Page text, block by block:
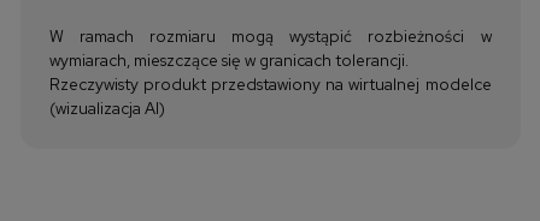
W ramach rozmiaru mogą wystąpić rozbieżności w
wymiarach, mieszczące się w granicach tolerancji.
Rzeczywisty produkt przedstawiony na wirtualnej modelce
(wizualizacja AI)